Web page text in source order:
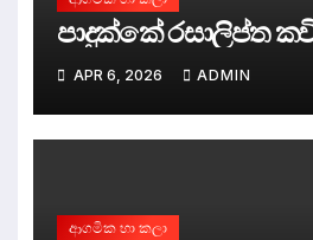
පාදුක්කේ රසාලිප්ත
APR 6, 2026 ADMIN
ආගමික හා කලා